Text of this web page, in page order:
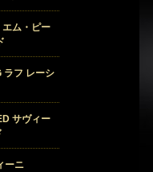
エム・ピー
ラフ レーシ
サヴィー
ーニ